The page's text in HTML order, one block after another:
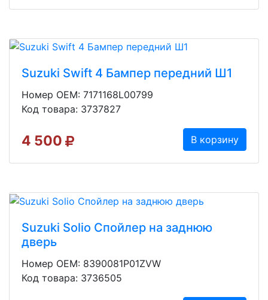
Suzuki Swift 4 Бампер передний Ш1
Номер OEM: 7171168L00799
Код товара: 3737827
4 500 В корзину
Suzuki Solio Спойлер на заднюю
дверь
Номер OEM: 8390081P01ZVW
Код товара: 3736505